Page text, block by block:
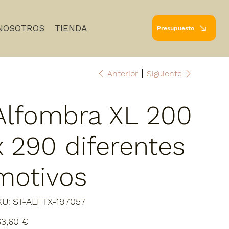
TIENDA Presupuesto
Anterior Siguiente
XL 200
290 diferentes
SKU
ST-
ST-ALFTX-197057
€